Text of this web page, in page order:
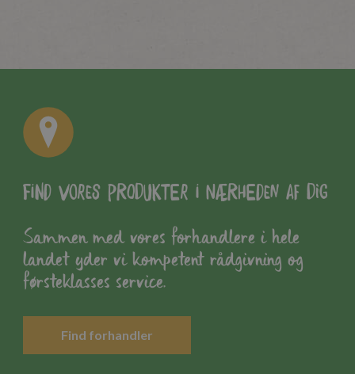
Find vores produkter i nærheden af dig
Sammen med vores forhandlere i hele
landet yder vi kompetent rådgivning og
førsteklasses service.
Find forhandler